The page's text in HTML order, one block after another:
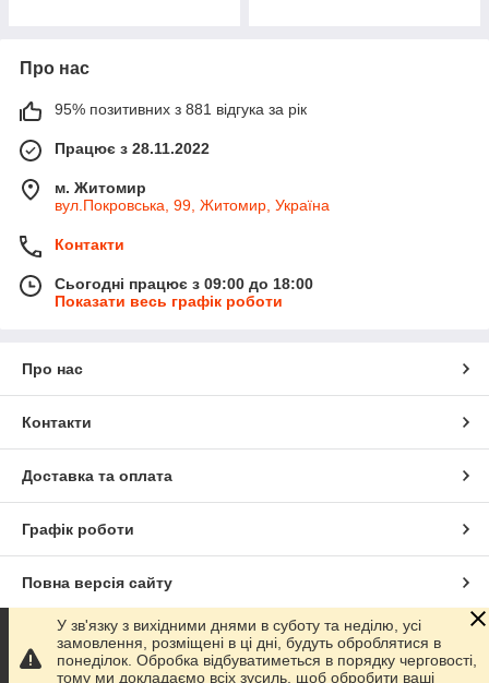
Про нас
95% позитивних з 881 відгука за рік
Працює з 28.11.2022
м. Житомир
вул.Покровська, 99, Житомир, Україна
Контакти
Сьогодні працює з 09:00 до 18:00
Показати весь графік роботи
Про нас
Контакти
Доставка та оплата
Графік роботи
Повна версія сайту
Сайт створено на маркетплейсі Prom.ua
У зв'язку з вихідними днями в суботу та неділю, усі
замовлення, розміщені в ці дні, будуть оброблятися в
понеділок. Обробка відбуватиметься в порядку черговості,
тому ми докладаємо всіх зусиль, щоб обробити ваші